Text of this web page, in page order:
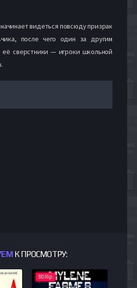
видеться повсюду призрак
после чего один за другим
её сверстники — игроки школьной
К ПРОСМОТРУ:
BDRip